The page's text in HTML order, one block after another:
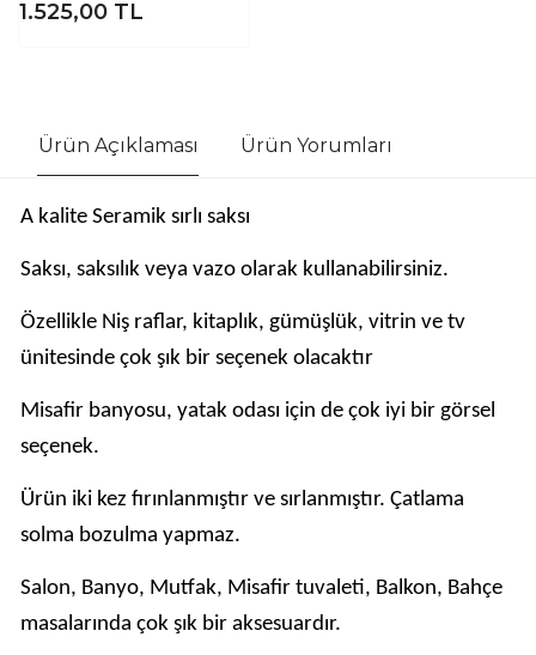
1.525,00 TL
Ürün Açıklaması Ürün Yorumları
A kalite Seramik sırlı saksı
Saksı, saksılık veya vazo olarak kullanabilirsiniz.
Özellikle Niş raflar, kitaplık, gümüşlük, vitrin ve tv
ünitesinde çok şık bir seçenek olacaktır
Misafir banyosu, yatak odası için de çok iyi bir görsel
seçenek.
Ürün iki kez fırınlanmıştır ve sırlanmıştır. Çatlama
solma bozulma yapmaz.
Salon, Banyo, Mutfak, Misafir tuvaleti, Balkon, Bahçe
masalarında çok şık bir aksesuardır.